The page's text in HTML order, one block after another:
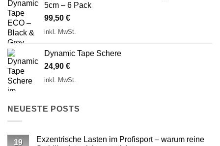
5cm – 6 Pack
99,50 €
inkl. MwSt.
Dynamic Tape Schere
24,90 €
inkl. MwSt.
NEUESTE POSTS
19
Exzentrische Lasten im Profisport – warum reine